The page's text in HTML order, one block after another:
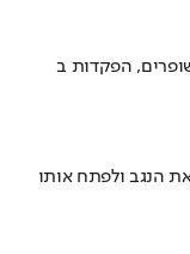
הנגב ולפתח אותו